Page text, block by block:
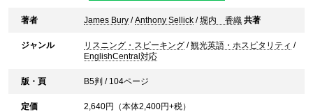
著者 James Bury /Anthony Sellick /堀内 香織 共著
ジャンル リスニング・スピーキング /観光英語・ホスピタリティ /
EnglishCentral対応
版・頁 B5判 / 104ページ
定価 2,640円（本体2,400円+税）